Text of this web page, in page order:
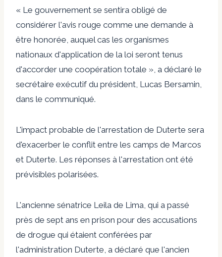
« Le gouvernement se sentira obligé de
considérer l'avis rouge comme une demande à
être honorée, auquel cas les organismes
nationaux d'application de la loi seront tenus
d'accorder une coopération totale », a déclaré le
secrétaire exécutif du président, Lucas Bersamin,
dans le communiqué.
L'impact probable de l'arrestation de Duterte sera
d'exacerber le conflit entre les camps de Marcos
et Duterte. Les réponses à l'arrestation ont été
prévisibles polarisées.
L'ancienne sénatrice Leila de Lima, qui a passé
près de sept ans en prison pour des accusations
de drogue qui étaient conférées par
l'administration Duterte, a déclaré que l'ancien